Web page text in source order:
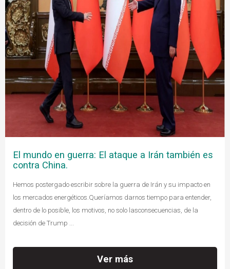
El mundo en guerra: El ataque a Irán también es
contra China.
Hemos postergado escribir sobre la guerra de Irán y su impacto en
los mercados energéticos.Queríamos darnos tiempo para entender,
dentro de lo posible, los motivos, no solo lasconsecuencias, de la
decisión de Trump ...
Ver más